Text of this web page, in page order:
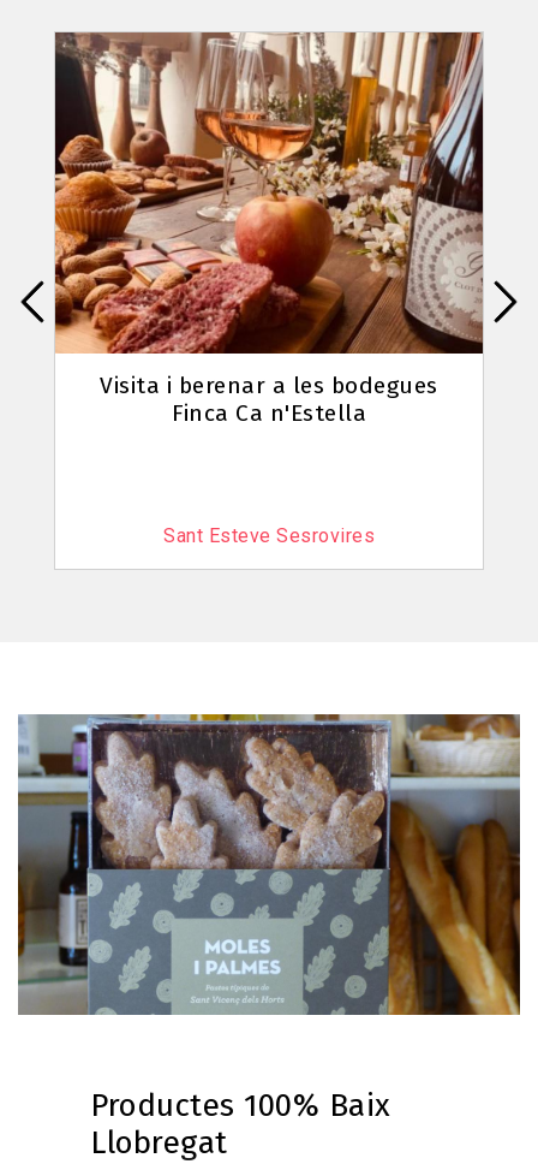
Visita Fàbrica Estrella Damm
El Prat de Llobregat
Imagen
Productes 100% Baix
Llobregat